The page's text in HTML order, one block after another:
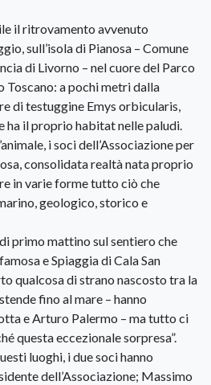
il ritrovamento avvenuto
sull’isola di Pianosa – Comune
di Livorno – nel cuore del Parco
Toscano: a pochi metri dalla
di testuggine Emys orbicularis,
ha il proprio habitat nelle paludi.
i soci dell’Associazione per
consolidata realtà nata proprio
in varie forme tutto ciò che
geologico, storico e
primo mattino sul sentiero che
e Spiaggia di Cala San
qualcosa di strano nascosto tra la
fino al mare – hanno
e Arturo Palermo – ma tutto ci
questa eccezionale sorpresa”.
luoghi, i due soci hanno
dell’Associazione; Massimo